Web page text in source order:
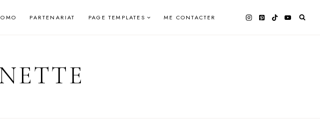
PARTENARIAT PAGE TEMPLATES ME CONTACTER